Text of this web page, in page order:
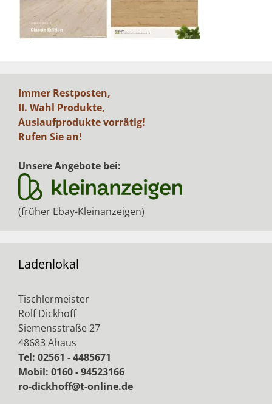
Immer Restposten,
II. Wahl Produkte,
Auslaufprodukte vorrätig!
Rufen Sie an!
Unsere Angebote bei:
(früher Ebay-Kleinanzeigen)
Ladenlokal
Tischlermeister
Rolf Dickhoff
Siemensstraße 27
48683 Ahaus
Tel: 02561 - 4485671
Mobil: 0160 - 94523166
ro-dickhoff@t-online.de